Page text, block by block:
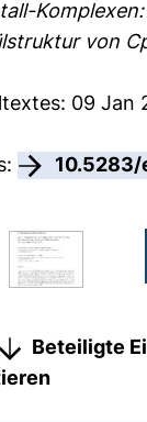
von
09 Jan
Beteiligte